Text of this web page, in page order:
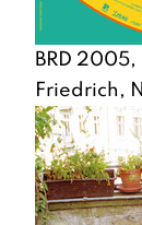
BRD
Friedrich,